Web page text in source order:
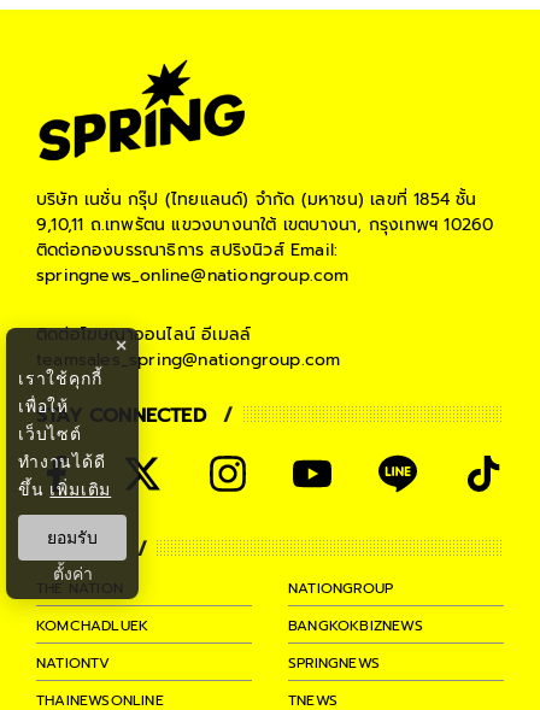
บริษัท เนชั่น กรุ๊ป (ไทยแลนด์) จำกัด (มหาชน) เลขที่ 1854 ชั้น
9,10,11 ถ.เทพรัตน แขวงบางนาใต้ เขตบางนา, กรุงเทพฯ 10260
ติดต่อกองบรรณาธิการ สปริงนิวส์Email:
springnews_online@nationgroup.com
ติดต่อโฆษณาออนไลน์ อีเมลล์
teamsales_spring@nationgroup.com
STAY CONNECTED
PARTNER
THE NATION
NATIONGROUP
KOMCHADLUEK
BANGKOKBIZNEWS
NATIONTV
SPRINGNEWS
THAINEWSONLINE
TNEWS
×
เราใช้คุกกี้
เพื่อให้
เว็บไซต์
ทำงานได้ดี
ขึ้น เพิ่มเติม
ยอมรับ
ตั้งค่า